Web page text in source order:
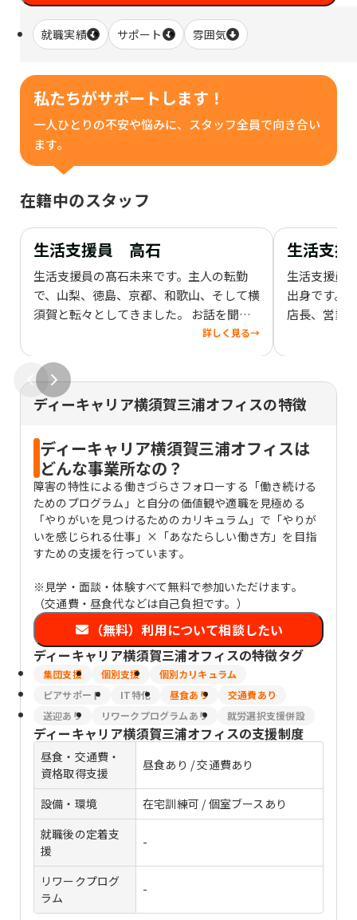
就職実績 サポート 雰囲気
私たちがサポートします！
一人ひとりの不安や悩みに、スタッフ全員で向き合い
ます。
在籍中のスタッフ
生活支援員 高石
生活支援員の髙石未来です。主人の転勤
で、山梨、徳島、京都、和歌山、そして横
須賀と転々としてきました。 お話を聞く
こと、お話をすることも好きです。みなさ
い生活に近づけるよう支援していきたい
と思っています。
詳しく見る→
生活支
生活支援員
出身です。
店長、営業
し、皆様の
に一緒に頑
ディーキャリア横須賀三浦オフィスの特徴
ディーキャリア横須賀三浦オフィスは
どんな事業所なの？
障害の特性による働きづらさフォローする「働き続ける
ためのプログラム」と自分の価値観や適職を見極める
「やりがいを見つけるためのカリキュラム」で「やりが
いを感じられる仕事」×「あなたらしい働き方」を目指
すための支援を行っています。
※見学・面談・体験すべて無料で参加いただけます。
（交通費・昼食代などは自己負担です。）
（無料）利用について相談したい
ディーキャリア横須賀三浦オフィスの特徴タグ
集団支援 個別支援
個別カリキュラム
ピアサポート
IT特化 昼食あり
交通費あり
送迎あり
リワークプログラムあり 就労選択支援併設
ディーキャリア横須賀三浦オフィスの支援制度
昼食・交通費・
資格取得支援
昼食あり / 交通費あり
設備・環境
在宅訓練可 / 個室ブースあり
就職後の定着支
援
-
リワークプログ
ラム
-